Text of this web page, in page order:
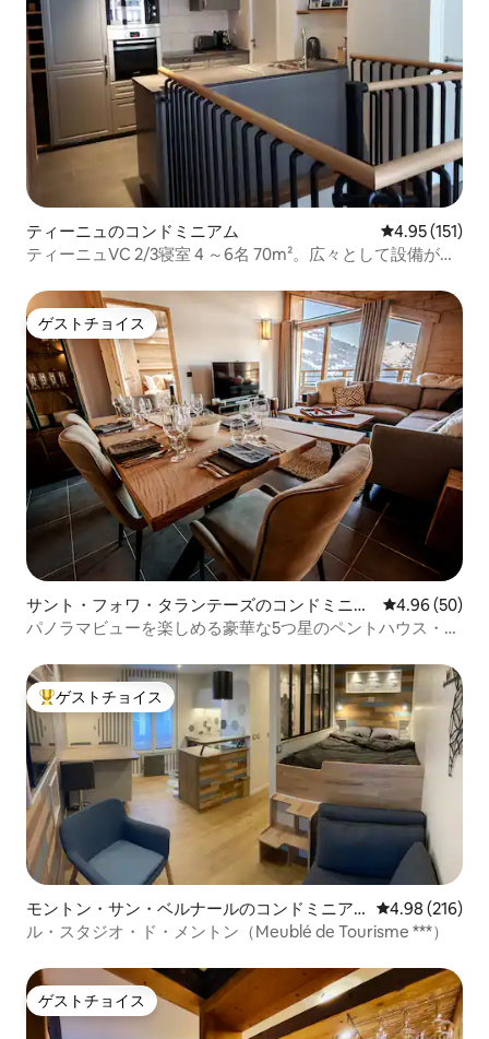
ティーニュのコンドミニアム レビュー151
4.95 (151)
ティーニュVC 2/3寝室 4 ～6名 70m²。広々として設備が整
ゲストチョイス
ゲストチョイス
サント・フォワ・タランテーズのコンドミニア
ム
レビュー50
4.96 (50)
パノラマビューを楽しめる豪華な5つ星のペントハウス・デ
大好評のゲストチョイスです。
ゲストチョイス
モントン・サン・ベルナールのコンドミニア
ム
レビュー216
4.98 (216)
ル・スタジオ・ド・メントン（Meublé de Tourisme ***）
ゲストチョイス
ゲストチョイス